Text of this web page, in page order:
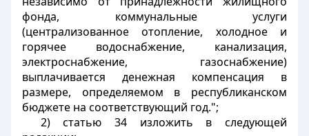
фонда, коммунальные услуги
(централизованное отопление, холодное и
горячее водоснабжение, канализация,
электроснабжение, газоснабжение)
выплачивается денежная компенсация в
размере, определяемом в республиканском
бюджете на соответствующий год.";
2) статью 34 изложить в следующей